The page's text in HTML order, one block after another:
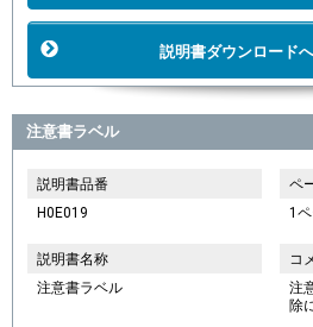
説明書ダウンロードへ
注意書ラベル
説明書品番
H0E019
ペ
1
説明書名称
注意書ラベル
コ
注
除